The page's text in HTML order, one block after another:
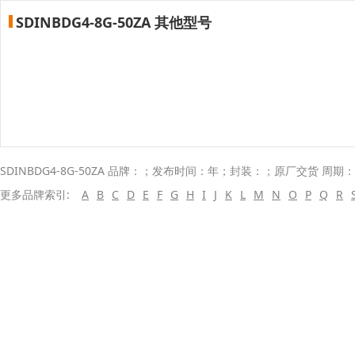
SDINBDG4-8G-50ZA 其他型号
SDINBDG4-8G-50ZA 品牌：；发布时间：年；封装：；原厂交货 周期
更多品牌索引:
A B C D E F G H I J K L M N O P Q R